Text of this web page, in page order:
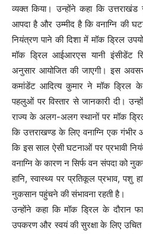
व्यक्त किया। उन्होंने कहा कि उत्तराखंड
आपदा है और उम्मीद है कि वनाग्नि की
नियंत्रण पाने की दिशा में मॉक ड्रिल
मॉक ड्रिल आईआरएस यानी इंसीडेंट
अनुसार आयोजित की जाएगी। इस
कमांडेंट आदित्य कुमार ने मॉक ड्रिल
पहलुओं पर विस्तार से जानकारी दी।
राज्य के अलग-अलग स्थानों पर मॉक
कि उत्तराखण्ड के लिए वनाग्नि एक
कि इस साल ऐसी घटनाओं पर प्रभावी
वनाग्नि के कारण न सिर्फ वन संपदा को
हानि, स्वास्थ्य पर प्रतिकूल प्रभाव, पशु
नुकसान पहुंचने की संभावना रहती है।
उन्होंने कहा कि मॉक ड्रिल के दौरान
उपकरण और स्वयं की सुरक्षा के लिए उचित